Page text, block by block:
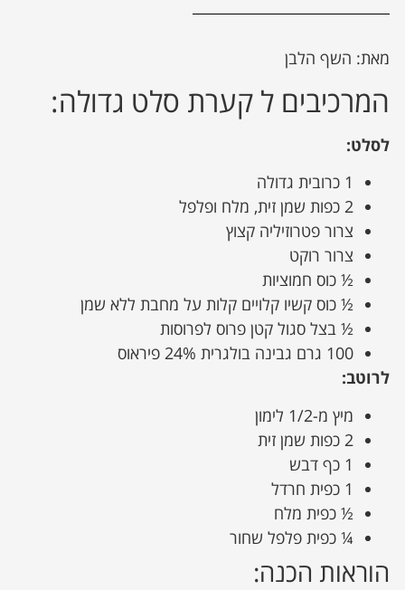
מאת: השף הלבן
המרכיבים ל קערת סלט גדולה:
לסלט:
1 כרובית גדולה
2 כפות שמן זית, מלח ופלפל
צרור פטרוזיליה קצוץ
צרור רוקט
½ כוס חמוציות
½ כוס קשיו קלויים קלות על מחבת ללא שמן
½ בצל סגול קטן פרוס לפרוסות
100 גרם גבינה בולגרית 24% פיראוס
לרוטב:
מיץ מ-1/2 לימון
2 כפות שמן זית
1 כף דבש
1 כפית חרדל
½ כפית מלח
¼ כפית פלפל שחור
הוראות הכנה: